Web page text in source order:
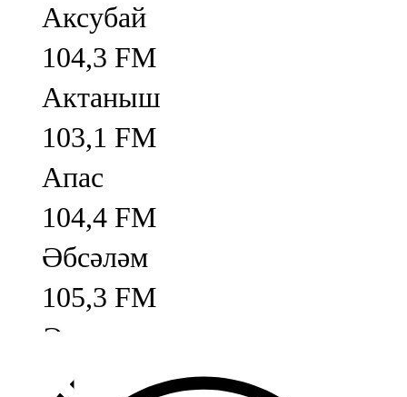
Аксубай
104,3 FM
Актаныш
103,1 FM
Апас
104,4 FM
Әбсәләм
105,3 FM
Әлмәт
92,9 FM